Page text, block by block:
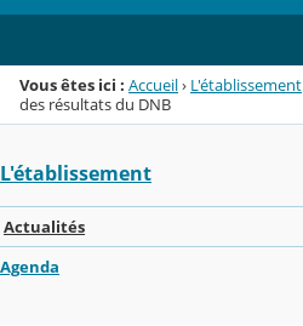
Vous êtes ici : Accueil› L'établissement
des résultats du DNB
L'établissement
Actualités
Agenda